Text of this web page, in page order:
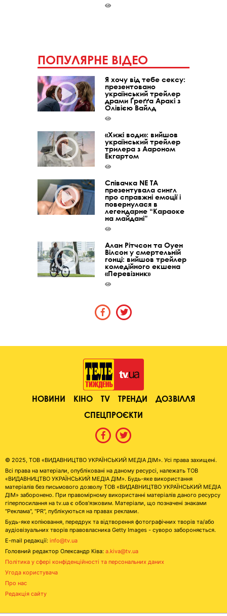
ПОПУЛЯРНЕ ВІДЕО
Я хочу від тебе сексу:
презентовано
український трейлер
драми Ґреґґа Аракі з
Олівією Вайлд
«Хижі води»: вийшов
український трейлер
трилера з Аароном
Екгартом
Співачка NE TA
презентувала сингл
про справжні емоції і
повернулася в
легендарне “Караоке
на майдані”
Алан Рітчсон та Оуен
Вілсон у смертельній
гонці: вийшов трейлер
комедійного екшена
«Перевізник»
НОВИНИ КІНО TV ТРЕНДИ
ДОЗВІЛЛЯ
СПЕЦПРОЄКТИ
© 2025, ТОВ «ВИДАВНИЦТВО УКРАЇНСЬКИЙ МЕДІА ДІМ». Усі права захищені.
Всі права на матеріали, опубліковані на даному ресурсі, належать ТОВ
«ВИДАВНИЦТВО УКРАЇНСЬКИЙ МЕДІА ДІМ». Будь-яке використання
матеріалів без письмового дозволу ТОВ «ВИДАВНИЦТВО УКРАЇНСЬКИЙ МЕДІА
ДІМ» заборонено. При правомірному використанні матеріалів даного ресурсу
гіперпосилання на tv.ua є обов'язковим. Матеріали, що позначені знаками
"Реклама", "PR", публікуються на правах реклами.
Будь-яке копіювання, передрук та відтворення фотографічних творів та/або
аудіовізуальних творів правовласника Getty Images - суворо забороняється.
E-mail редакції: info@tv.ua
Головний редактор Олександр Ківа: a.kiva@tv.ua
Політика у сфері конфіденційності та персональних даних
Угода користувача
Про нас
Редакція сайту